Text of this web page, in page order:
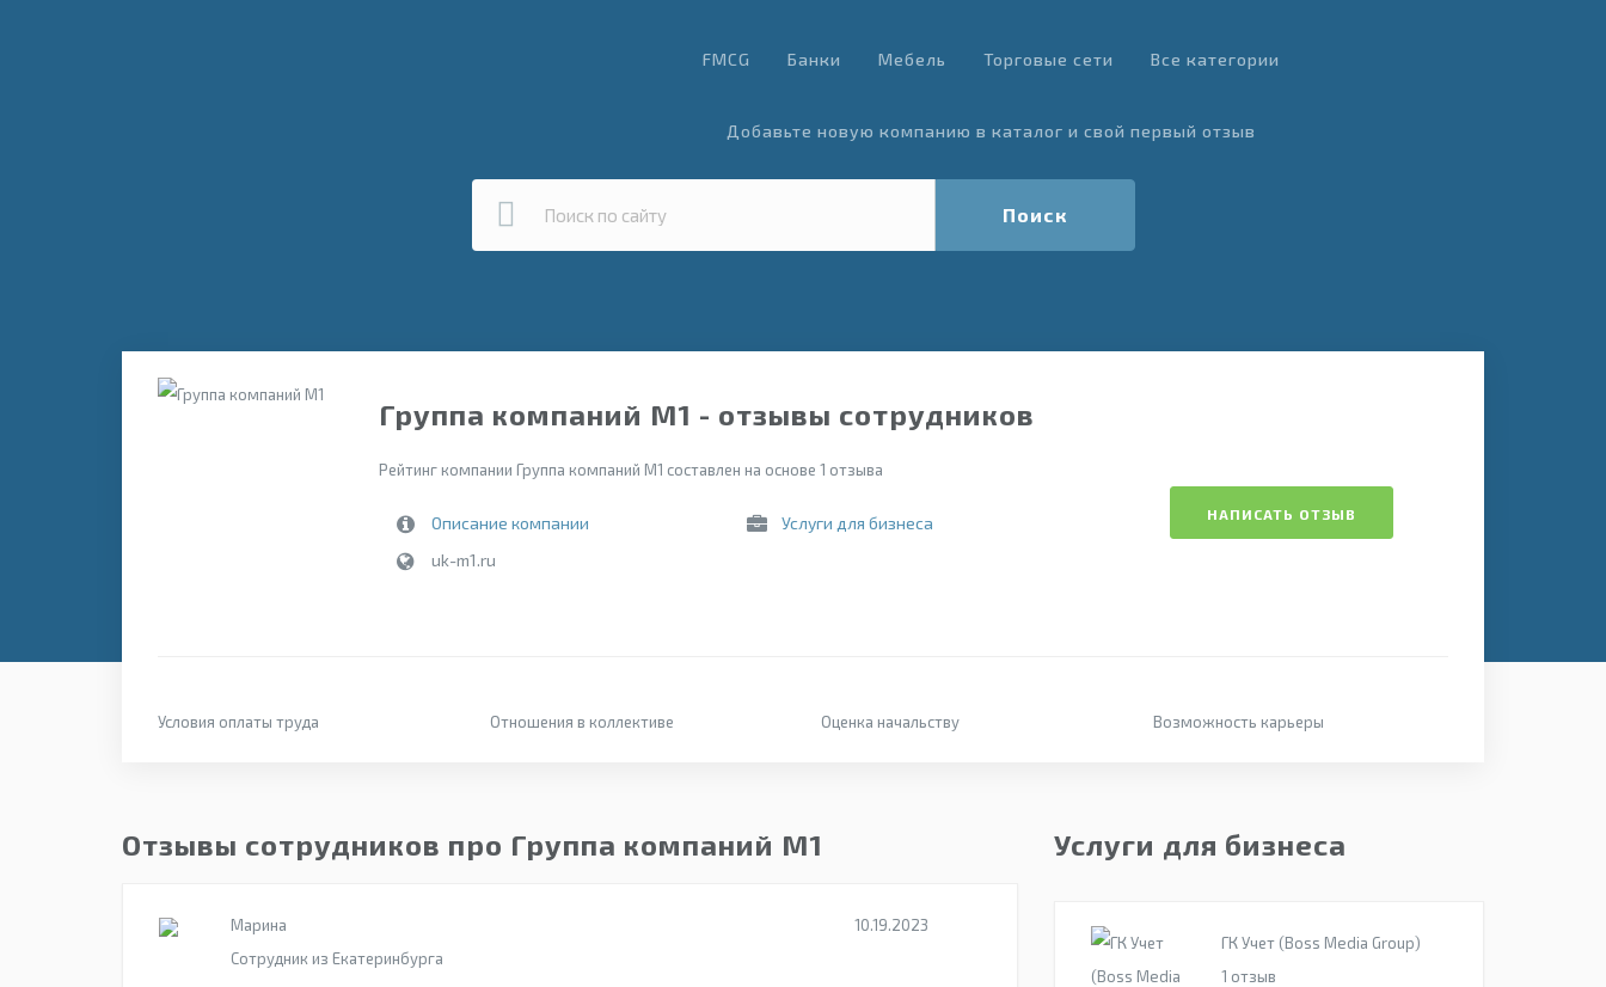
FMCG Банки Мебель Торговые сети Все категории
Добавьте новую компанию в каталог и свой первый отзыв
Поиск
Группа компаний М1 - отзывы сотрудников
Рейтинг компании Группа компаний М1 составлен на основе 1 отзыва
Описание компании
Услуги для бизнеса
uk-m1.ru
НАПИСАТЬ ОТЗЫВ
Условия оплаты труда Отношения в коллективе Оценка начальству Возможность карьеры
Отзывы сотрудников про Группа компаний М1
Марина
Сотрудник из Екатеринбурга
10.19.2023
Услуги для бизнеса
ГК Учет (Boss Media Group)
1 отзыв